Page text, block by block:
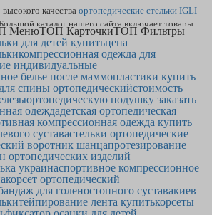
качества ортопедические стельки IGLI
каталог нашего сайта включает товары,
— купитьсможете, добавив товар в корзину.
самая выгоднаяцена протеза молочной
другим регионам Украины. Надёжный
которым Вы обрадуетесь.
МенюТОП КарточкиТОП Фильтры
для детей купитьцена
компрессионная одежда для
индивидуальные
белье после маммопластики купить
спины ортопедическийстоимость
ортопедическую подушку заказать
одеждадетская ортопедическая
компрессионная одежда купить
суставастельки ортопедические
воротник шанцапротезирование
ортопедических изделий
украинаспортивное компрессионное
корсет ортопедический
для голеностопного суставакиев
тейпирование лента купитькорсеты